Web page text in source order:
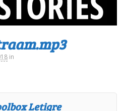
in
Letigre